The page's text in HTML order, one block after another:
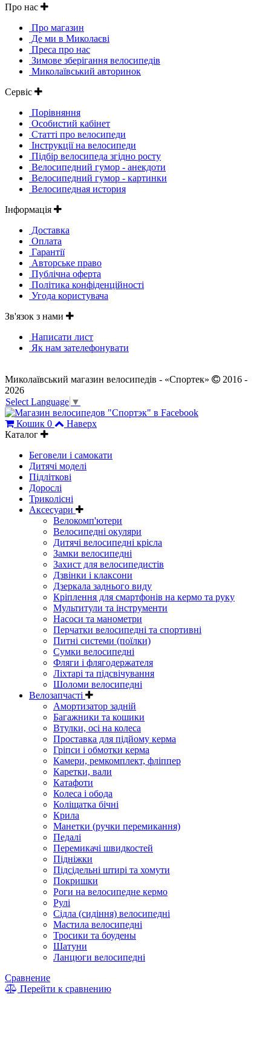
Про нас
Про магазин
Де ми в Миколаєві
Преса про нас
Зимове зберігання велосипедів
Миколаївський авторинок
Сервіс
Порівняння
Особистий кабінет
Статті про велосипеди
Інструкції на велосипеди
Підбір велосипеда згідно росту
Велосипедний гумор - анекдоти
Велосипедний гумор - картинки
Велосипедная история
Інформація
Доставка
Оплата
Гарантії
Авторське право
Публічна оферта
Політика конфіденційності
Угода користувача
Зв'язок з нами
Написати лист
Як нам зателефонувати
Миколаївський магазин велосипедів - «Спортек»
2016 -
2026
Select Language ▼
Кошик 0
Наверх
Каталог
Беговели і самокати
Дитячі моделі
Підліткові
Дорослі
Триколісні
Аксесуари
Велокомп'ютери
Велосипедні окуляри
Дитячі велосипедні крісла
Замки велосипедні
Захист для велосипедистів
Дзвінки і клаксони
Дзеркала заднього виду
Кріплення для смартфонів на кермо та руку
Мультитули та інструменти
Насоси та манометри
Перчатки велосипедні та спортивні
Питні системи (поїлки)
Сумки велосипедні
Фляги і флягодержателя
Ліхтарі та підсвічування
Шоломи велосипедні
Велозапчасті
Амортизатор задній
Багажники та кошики
Втулки, осі на колеса
Проставка для підйому керма
Гріпси і обмотки керма
Камери, ремкомплект, фліппер
Каретки, вали
Катафоти
Колеса і обода
Коліщатка бічні
Крила
Манетки (ручки перемикання)
Педалі
Перемикачі швидкостей
Підніжки
Підсідельні штирі та хомути
Покришки
Роги на велосипедне кермо
Рулі
Сідла (сидіння) велосипедні
Мастила велосипедні
Тросики та боудены
Шатуни
Ланцюги велосипедні
Сравнение
Перейти к сравнению